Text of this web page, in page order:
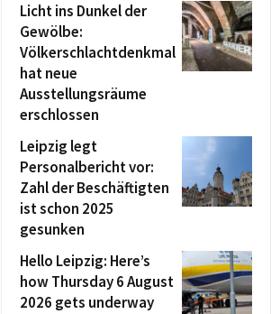
Licht ins Dunkel der
Gewölbe:
Völkerschlachtdenkmal
hat neue
Ausstellungsräume
erschlossen
Leipzig legt
Personalbericht vor:
Zahl der Beschäftigten
ist schon 2025
gesunken
Hello Leipzig: Here’s
how Thursday 6 August
2026 gets underway